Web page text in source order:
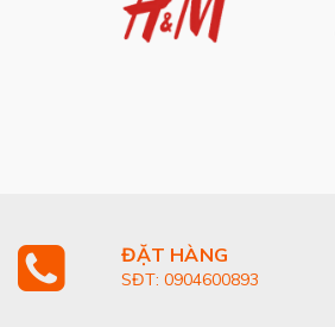
ĐẶT HÀNG
SĐT: 0904600893